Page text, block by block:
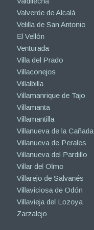
Valverde de Alcalá
Velilla de San Antonio
El Vellón
Venturada
Villa del Prado
Villaconejos
Villalbilla
Villamanrique de Tajo
Villamanta
Villamantilla
Villanueva de la Cañada
Villanueva de Perales
Villanueva del Pardillo
Villar del Olmo
Villarejo de Salvanés
Villaviciosa de Odón
Villavieja del Lozoya
Zarzalejo